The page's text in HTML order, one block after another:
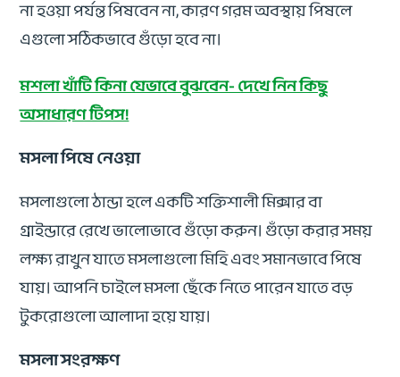
না হওয়া পর্যন্ত পিষবেন না, কারণ গরম অবস্থায় পিষলে
এগুলো সঠিকভাবে গুঁড়ো হবে না।
মশলা খাঁটি কিনা যেভাবে বুঝবেন- দেখে নিন কিছু
অসাধারণ টিপস!
মসলা পিষে নেওয়া
মসলাগুলো ঠান্ডা হলে একটি শক্তিশালী মিক্সার বা
গ্রাইন্ডারে রেখে ভালোভাবে গুঁড়ো করুন। গুঁড়ো করার সময়
লক্ষ্য রাখুন যাতে মসলাগুলো মিহি এবং সমানভাবে পিষে
যায়। আপনি চাইলে মসলা ছেঁকে নিতে পারেন যাতে বড়
টুকরোগুলো আলাদা হয়ে যায়।
মসলা সংরক্ষণ